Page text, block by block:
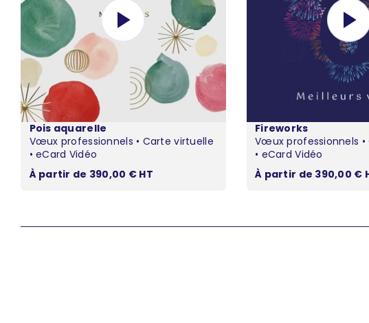
Pois aquarelle
Vœux professionnels • Carte virtuelle
• eCard Vidéo
Prix de vente
À partir de 390,00 € HT
Fireworks
Vœux professionnels
• eCard Vidéo
Prix de vente
À partir de 390,00 €